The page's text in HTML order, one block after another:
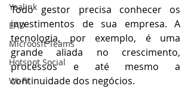
Yealink
EAD
Microosft Teams
Hotspot Social
Wi-Fi
Todo gestor precisa conhecer os
investimentos de sua empresa. A
tecnologia, por exemplo, é uma
grande aliada no crescimento,
processos e até mesmo a
continuidade dos negócios.